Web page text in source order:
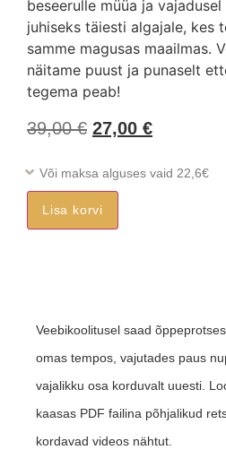
beseerulle müüa ja
juhiseks täiesti algajale, kes
samme magusas maailmas.
näitame puust ja punaselt
tegema peab!
39,00€ 27,00 €
Või maksa alguses vaid 22,6€
Lisa korvi
Veebikoolitusel saad
omas tempos, vajutades paus
vajalikku osa korduvalt uuesti.
kaasas PDF failina põhjalikud
kordavad videos nähtut.